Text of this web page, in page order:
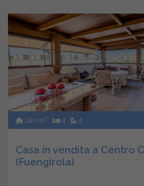
285 m2 4 4
Casa in vendita a Centro
(Fuengirola)